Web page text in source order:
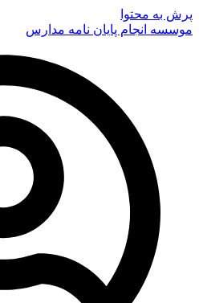
پرش به محتوا
موسسه انجام پایان نامه مدارس